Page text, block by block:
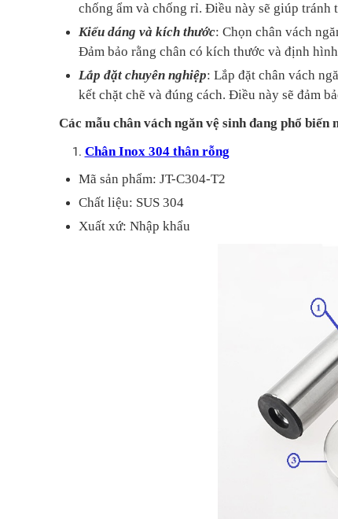
chống ẩm và chống rỉ. Điều này sẽ giúp tránh
Kiểu dáng và kích thước: Chọn chân vách
Đảm bảo rằng chân có kích thước và định
Lắp đặt chuyên nghiệp: Lắp đặt chân vách
kết chặt chẽ và đúng cách. Điều này sẽ đảm
Các mẫu chân vách ngăn vệ sinh đang phổ biến
Chân Inox 304 thân rỗng
Mã sản phẩm: JT-C304-T2
Chất liệu: SUS 304
Xuất xứ: Nhập khẩu